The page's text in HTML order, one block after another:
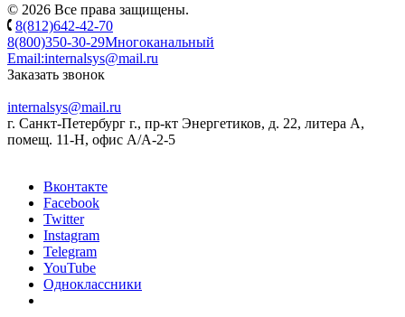
© 2026 Все права защищены.
8(812)642-42-70
8(800)350-30-29Многоканальный
Email:internalsys@mail.ru
Заказать звонок
internalsys@mail.ru
г. Санкт-Петербург г., пр-кт Энергетиков, д. 22, литера А,
помещ. 11-Н, офис А/А-2-5
Вконтакте
Facebook
Twitter
Instagram
Telegram
YouTube
Одноклассники